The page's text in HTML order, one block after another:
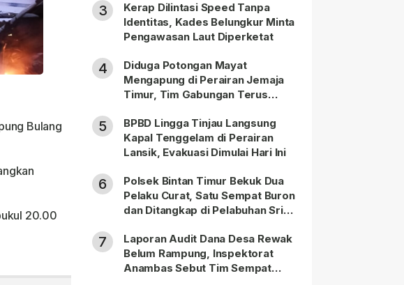
Bulang
20.00
3
Kerap Dilintasi Speed Tanpa
Identitas, Kades Belungkur Minta
Pengawasan Laut Diperketat
4
Diduga Potongan Mayat
Mengapung di Perairan Jemaja
Timur, Tim Gabungan Terus
5
BPBD Lingga Tinjau Langsung
Kapal Tenggelam di Perairan
Lansik, Evakuasi Dimulai Hari Ini
6
Polsek Bintan Timur Bekuk Dua
Pelaku Curat, Satu Sempat Buron
dan Ditangkap di Pelabuhan Sri
7
Laporan Audit Dana Desa Rewak
Belum Rampung, Inspektorat
Anambas Sebut Tim Sempat